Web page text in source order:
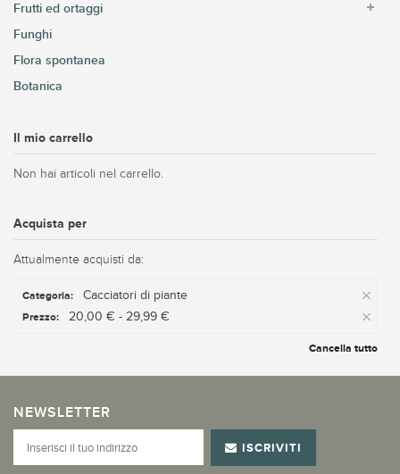
Frutti ed ortaggi
Funghi
Flora spontanea
Botanica
Il mio carrello
Non hai articoli nel carrello.
Acquista per
Attualmente acquisti da:
Categoria: Cacciatori di piante
Prezzo: 20,00 € - 29,99 €
Cancella tutto
NEWSLETTER
ISCRIVITI